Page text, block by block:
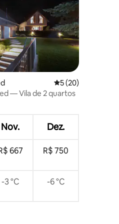
5, 24 avaliações5 de uma
5 (20)
— Vila de 2 quartos
Nov. Dez.
667 R$ 750
-3 °C -6 °C